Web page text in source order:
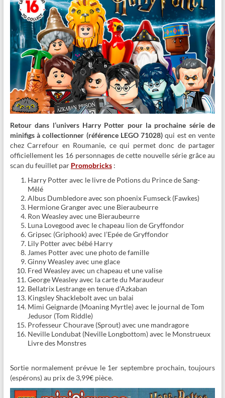
Retour dans l’univers Harry Potter pour la prochaine série de
minifigs à collectionner (référence LEGO 71028) qui est en vente
chez Carrefour en Roumanie, ce qui permet donc de partager
officiellement les 16 personnages de cette nouvelle série grâce au
scan du feuillet par Promobricks:
Harry Potter avec le livre de Potions du Prince de Sang-
Mêlé
Albus Dumbledore avec son phoenix Fumseck (Fawkes)
Hermione Granger avec une Bieraubeurre
Ron Weasley avec une Bieraubeurre
Luna Lovegood avec le chapeau lion de Gryffondor
Gripsec (Griphook) avec l’Epée de Gryffondor
Lily Potter avec bébé Harry
James Potter avec une photo de famille
Ginny Weasley avec une glace
Fred Weasley avec un chapeau et une valise
George Weasley avec la carte du Maraudeur
Bellatrix Lestrange en tenue d’Azkaban
Kingsley Shacklebolt avec un balai
Mimi Geignarde (Moaning Myrtle) avec le journal de Tom
Jedusor (Tom Riddle)
Professeur Chourave (Sprout) avec une mandragore
Neville Londubat (Neville Longbottom) avec le Monstrueux
Livre des Monstres
Sortie normalement prévue le 1er septembre prochain, toujours
(espérons) au prix de 3,99€ pièce.